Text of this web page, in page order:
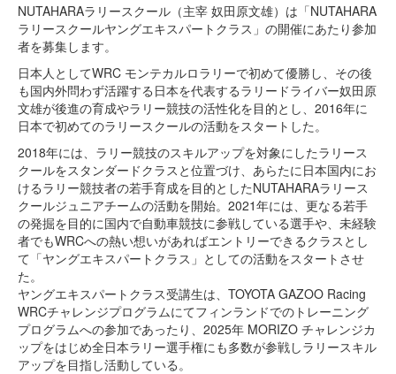
NUTAHARAラリースクール（主宰 奴田原文雄）は「NUTAHARA
ラリースクールヤングエキスパートクラス」の開催にあたり参加
者を募集します。
日本人としてWRC モンテカルロラリーで初めて優勝し、その後
も国内外問わず活躍する日本を代表するラリードライバー奴田原
文雄が後進の育成やラリー競技の活性化を目的とし、2016年に
日本で初めてのラリースクールの活動をスタートした。
2018年には、ラリー競技のスキルアップを対象にしたラリース
クールをスタンダードクラスと位置づけ、あらたに日本国内にお
けるラリー競技者の若手育成を目的としたNUTAHARAラリース
クールジュニアチームの活動を開始。2021年には、更なる若手
の発掘を目的に国内で自動車競技に参戦している選手や、未経験
者でもWRCへの熱い想いがあればエントリーできるクラスとし
て「ヤングエキスパートクラス」としての活動をスタートさせ
た。
ヤングエキスパートクラス受講生は、TOYOTA GAZOO Racing
WRCチャレンジプログラムにてフィンランドでのトレーニング
プログラムへの参加であったり、2025年 MORIZO チャレンジカ
ップをはじめ全日本ラリー選手権にも多数が参戦しラリースキル
アップを目指し活動している。